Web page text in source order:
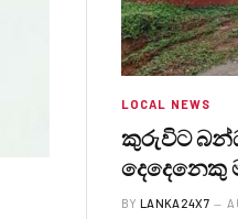
LOCAL NEWS
කුරුවිට
දෙදෙනෙකු
BY LANKA24X7